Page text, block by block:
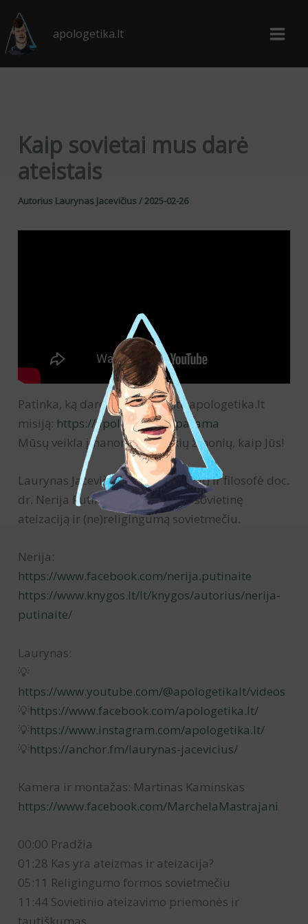
Pereiti
prie
turinio
apologetika.lt
Kaip sovietai mus darė
ateistais
Autorius Laurynas Jacevičius / 2025-02-26
Patinka, ką darome? Paremkite apologetika.lt
misiją: https://apologetika.lt/parama
Mūsų veikla įmanoma dėl tokių žmonių, kaip Jūs!
Laurynas Jacevičius (apologetika.lt) ir filosofė doc.
dr. Nerija Putinaitė kalbasi apie sovietinę
ateizaciją ir (ne)religingumą sovietmečiu.
Nerija:
https://www.facebook.com/nerija.putinaite
https://www.knygos.lt/lt/knygos/autorius/nerija-
putinaite/
Laurynas:
💡
https://www.youtube.com/@apologetikalt/videos
💡https://www.facebook.com/apologetika.lt/
💡https://www.instagram.com/apologetika.lt/
💡https://anchor.fm/laurynas-jacevicius/
Kamera ir montažas: Martinas Kaminskas
https://www.facebook.com/MarchelaMastrajani
00:00 Pradžia
01:28 Kas yra ateizmas ir ateizacija?
05:11 Religingumo formos sovietmečiu
11:44 Sovietinio ateizavimo priemonės ir